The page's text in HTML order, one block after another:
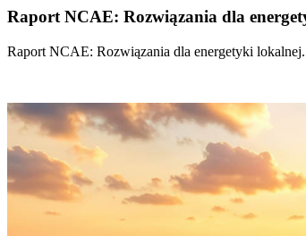
Raport NCAE: Rozwiązania dla
Raport NCAE: Rozwiązania dla energetyki